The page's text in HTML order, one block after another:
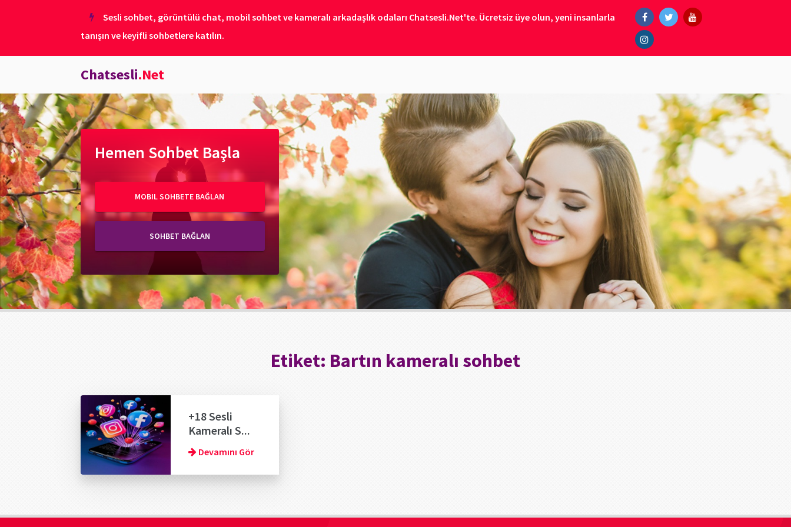
Sesli sohbet, görüntülü chat, mobil sohbet ve kameralı arkadaşlık odaları Chatsesli.Net'te. Ücretsiz üye olun, yeni insanlarla
tanışın ve keyifli sohbetlere katılın.
Chatsesli.Net
Hemen Sohbet Başla
MOBIL SOHBETE BAĞLAN
SOHBET BAĞLAN
Etiket: Bartın kameralı sohbet
+18 Sesli
Kameralı S...
Devamını Gör